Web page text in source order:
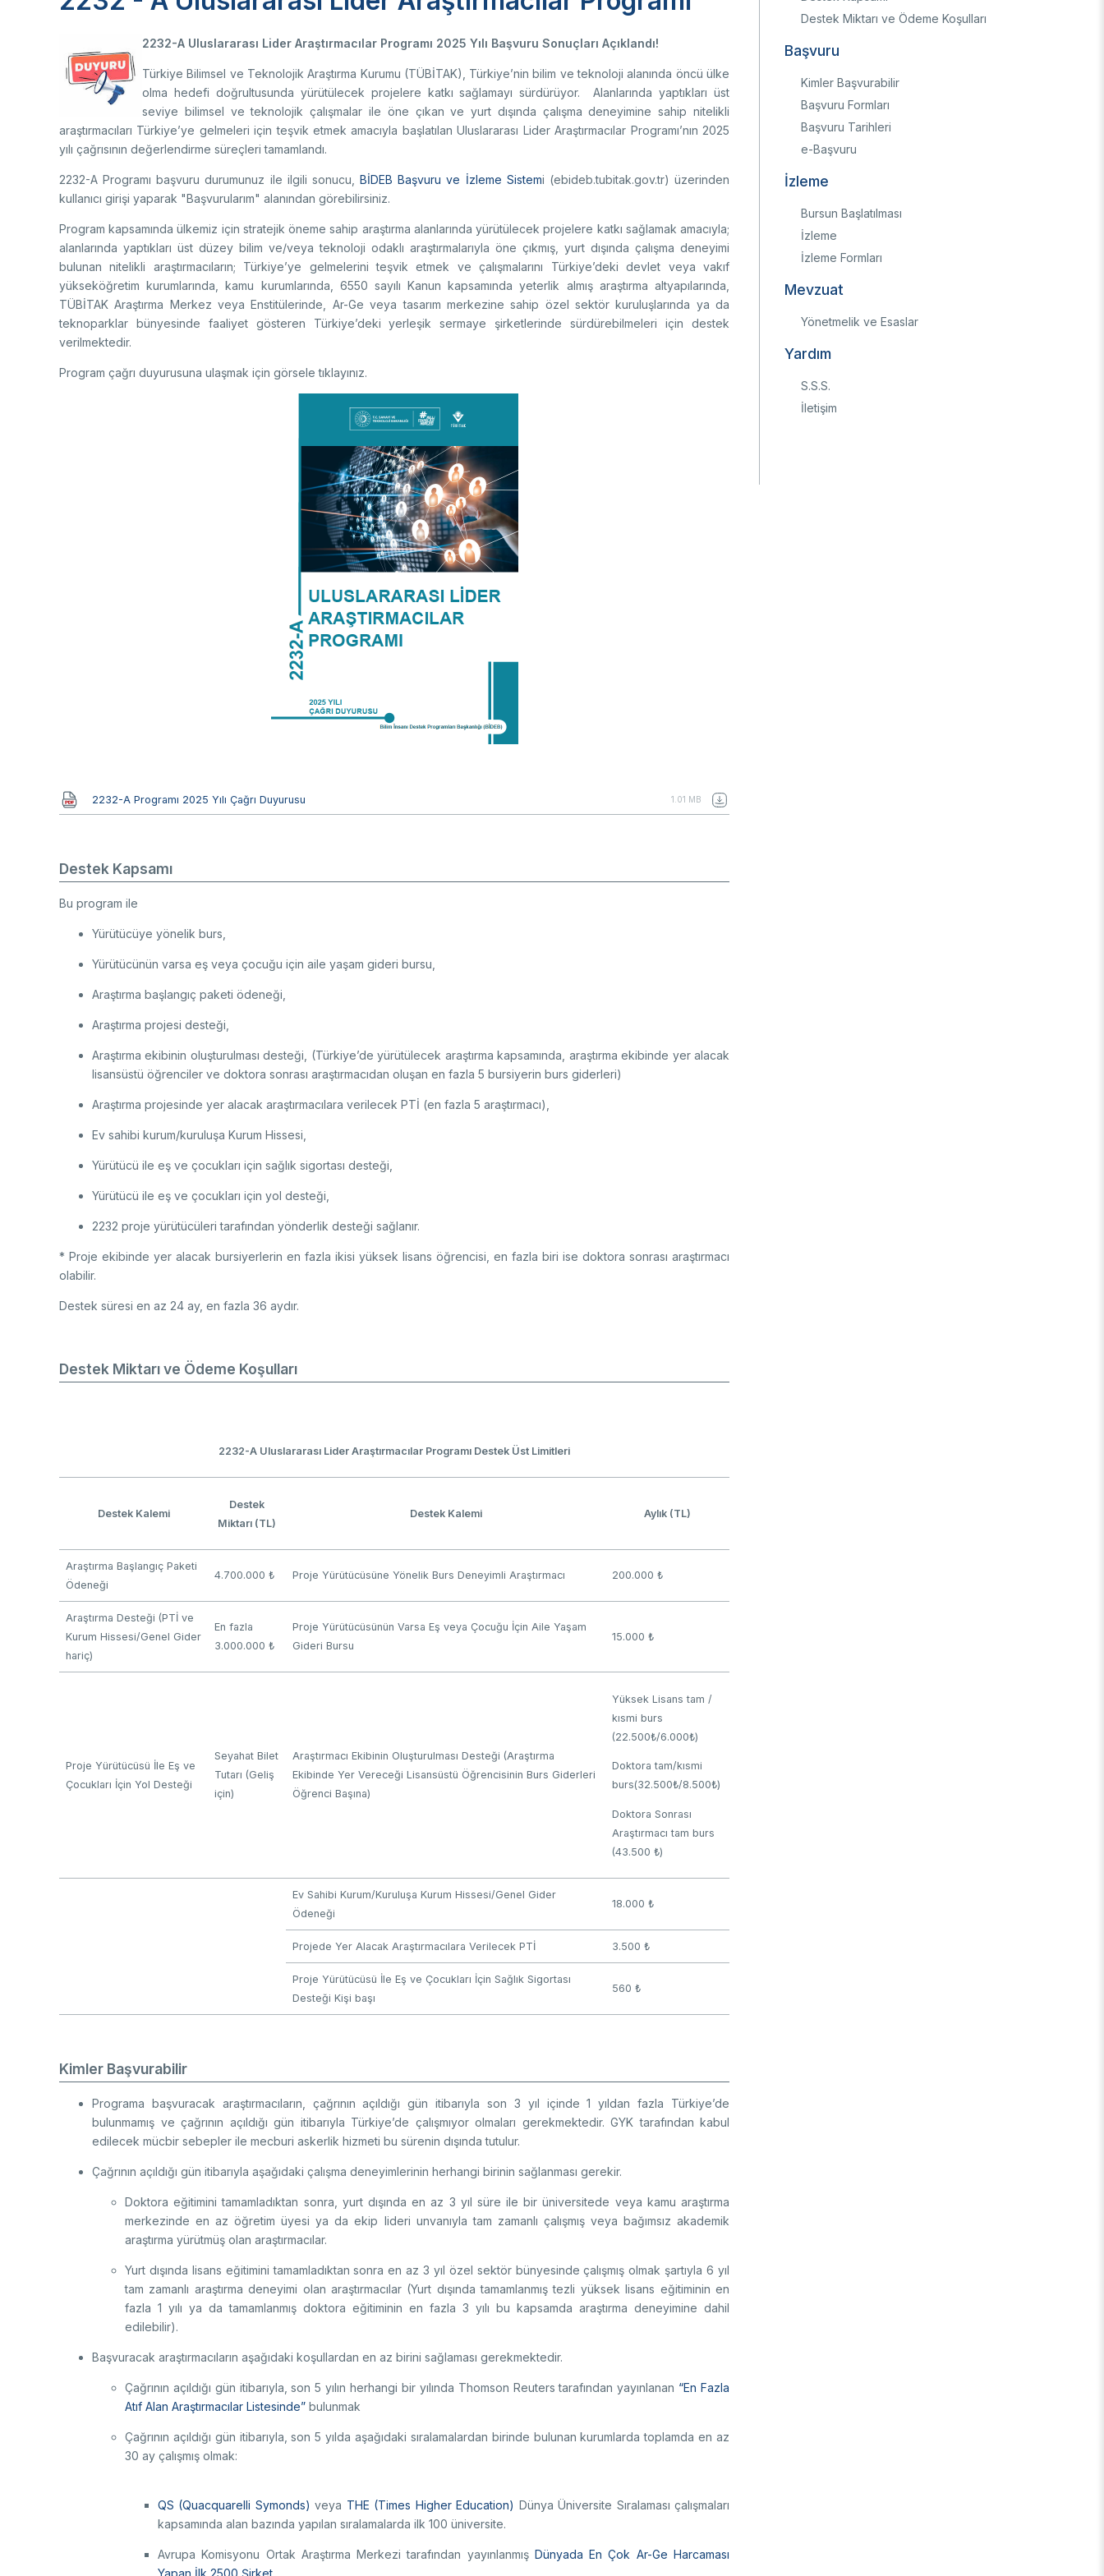
Sayılarla TÜBİTAK
Kurumsal Kimlik
BTY Kılavuzları
Arşiv
Çok Taraflı Programlar
Ulusal Metroloji Enstitüsü (UME)
(UZAY)
(BUTAL)
Ulusal Akademik Ağ ve Bilgi Merkezi
KVKK Aydınlatma metni
2232-A Uluslararası Lider Araştırmacılar Programı 2025 Yılı Başvuru Sonuçları Açıklandı!
Türkiye Bilimsel ve Teknolojik Araştırma Kurumu (TÜBİTAK), Türkiye’nin bilim ve teknoloji alanında öncü ülke
olma hedefi doğrultusunda yürütülecek projelere katkı sağlamayı sürdürüyor. Alanlarında yaptıkları üst
seviye bilimsel ve teknolojik çalışmalar ile öne çıkan ve yurt dışında çalışma deneyimine sahip nitelikli
araştırmacıları Türkiye’ye gelmeleri için teşvik etmek amacıyla başlatılan Uluslararası Lider Araştırmacılar Programı’nın 2025
yılı çağrısının değerlendirme süreçleri tamamlandı.
2232-A Programı başvuru durumunuz ile ilgili sonucu,BİDEB Başvuru ve İzleme Sistemi (ebideb.tubitak.gov.tr) üzerinden
kullanıcı girişi yaparak "Başvurularım" alanından görebilirsiniz.
Program kapsamında ülkemiz için stratejik öneme sahip araştırma alanlarında yürütülecek projelere katkı sağlamak amacıyla;
alanlarında yaptıkları üst düzey bilim ve/veya teknoloji odaklı araştırmalarıyla öne çıkmış, yurt dışında çalışma deneyimi
bulunan nitelikli araştırmacıların; Türkiye’ye gelmelerini teşvik etmek ve çalışmalarını Türkiye’deki devlet veya vakıf
yükseköğretim kurumlarında, kamu kurumlarında, 6550 sayılı Kanun kapsamında yeterlik almış araştırma altyapılarında,
TÜBİTAK Araştırma Merkez veya Enstitülerinde, Ar-Ge veya tasarım merkezine sahip özel sektör kuruluşlarında ya da
teknoparklar bünyesinde faaliyet gösteren Türkiye’deki yerleşik sermaye şirketlerinde sürdürebilmeleri için destek
verilmektedir.
Program çağrı duyurusuna ulaşmak için görsele tıklayınız.
Belge
2232-A Programı 2025 Yılı Çağrı Duyurusu 1.01 MB
Destek Kapsamı
Bu program ile
Yürütücüye yönelik burs,
Yürütücünün varsa eş veya çocuğu için aile yaşam gideri bursu,
Araştırma başlangıç paketi ödeneği,
Araştırma projesi desteği,
Araştırma ekibinin oluşturulması desteği, (Türkiye’de yürütülecek araştırma kapsamında, araştırma ekibinde yer alacak
lisansüstü öğrenciler ve doktora sonrası araştırmacıdan oluşan en fazla 5 bursiyerin burs giderleri)
Araştırma projesinde yer alacak araştırmacılara verilecek PTİ (en fazla 5 araştırmacı),
Ev sahibi kurum/kuruluşa Kurum Hissesi,
Yürütücü ile eş ve çocukları için sağlık sigortası desteği,
Yürütücü ile eş ve çocukları için yol desteği,
2232 proje yürütücüleri tarafından yönderlik desteği sağlanır.
* Proje ekibinde yer alacak bursiyerlerin en fazla ikisi yüksek lisans öğrencisi, en fazla biri ise doktora sonrası araştırmacı
olabilir.
Destek süresi en az 24 ay, en fazla 36 aydır.
Destek Miktarı ve Ödeme Koşulları
2232-A Uluslararası Lider Araştırmacılar Programı Destek Üst Limitleri
Destek Kalemi
Destek
Miktarı (TL)
Destek Kalemi Aylık (TL)
Araştırma Başlangıç Paketi
Ödeneği
4.700.000 ₺ Proje Yürütücüsüne Yönelik Burs Deneyimli Araştırmacı 200.000 ₺
Araştırma Desteği (PTİ ve
Kurum Hissesi/Genel Gider
hariç)
En fazla
3.000.000 ₺
Proje Yürütücüsünün Varsa Eş veya Çocuğu İçin Aile Yaşam
Gideri Bursu
15.000 ₺
Proje Yürütücüsü İle Eş ve
Çocukları İçin Yol Desteği
Seyahat Bilet
Tutarı (Geliş
için)
Araştırmacı Ekibinin Oluşturulması Desteği (Araştırma
Ekibinde Yer Vereceği Lisansüstü Öğrencisinin Burs Giderleri
Öğrenci Başına)
Yüksek Lisans tam /
kısmi burs
(22.500₺/6.000₺)
Doktora tam/kısmi
burs(32.500₺/8.500₺)
Doktora Sonrası
Araştırmacı tam burs
(43.500 ₺)
Ev Sahibi Kurum/Kuruluşa Kurum Hissesi/Genel Gider
Ödeneği
18.000 ₺
Projede Yer Alacak Araştırmacılara Verilecek PTİ 3.500 ₺
Proje Yürütücüsü İle Eş ve Çocukları İçin Sağlık Sigortası
Desteği Kişi başı
560 ₺
Kimler Başvurabilir
Programa başvuracak araştırmacıların, çağrının açıldığı gün itibarıyla son 3 yıl içinde 1 yıldan fazla Türkiye’de
bulunmamış ve çağrının açıldığı gün itibarıyla Türkiye’de çalışmıyor olmaları gerekmektedir. GYK tarafından kabul
edilecek mücbir sebepler ile mecburi askerlik hizmeti bu sürenin dışında tutulur.
Çağrının açıldığı gün itibarıyla aşağıdaki çalışma deneyimlerinin herhangi birinin sağlanması gerekir.
Doktora eğitimini tamamladıktan sonra, yurt dışında en az 3 yıl süre ile bir üniversitede veya kamu araştırma
merkezinde en az öğretim üyesi ya da ekip lideri unvanıyla tam zamanlı çalışmış veya bağımsız akademik
araştırma yürütmüş olan araştırmacılar.
Yurt dışında lisans eğitimini tamamladıktan sonra en az 3 yıl özel sektör bünyesinde çalışmış olmak şartıyla 6 yıl
tam zamanlı araştırma deneyimi olan araştırmacılar (Yurt dışında tamamlanmış tezli yüksek lisans eğitiminin en
fazla 1 yılı ya da tamamlanmış doktora eğitiminin en fazla 3 yılı bu kapsamda araştırma deneyimine dahil
edilebilir).
Başvuracak araştırmacıların aşağıdaki koşullardan en az birini sağlaması gerekmektedir.
Çağrının açıldığı gün itibarıyla, son 5 yılın herhangi bir yılında Thomson Reuters tarafından yayınlanan “En Fazla
Atıf Alan Araştırmacılar Listesinde” bulunmak
Çağrının açıldığı gün itibarıyla, son 5 yılda aşağıdaki sıralamalardan birinde bulunan kurumlarda toplamda en az
30 ay çalışmış olmak:
QS (Quacquarelli Symonds) veya THE (Times Higher Education) Dünya Üniversite Sıralaması çalışmaları
kapsamında alan bazında yapılan sıralamalarda ilk 100 üniversite.
Avrupa Komisyonu Ortak Araştırma Merkezi tarafından yayınlanmış Dünyada En Çok Ar-Ge Harcaması
Yapan İlk 2500 Şirket.
Destek Miktarı ve Ödeme Koşulları
Başvuru
Kimler Başvurabilir
Başvuru Formları
Başvuru Tarihleri
e-Başvuru
İzleme
Bursun Başlatılması
İzleme
İzleme Formları
Mevzuat
Yönetmelik ve Esaslar
Yardım
S.S.S.
İletişim